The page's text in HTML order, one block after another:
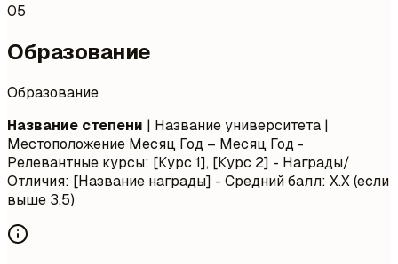
05
Образование
Образование
Название степени | Название университета |
Местоположение Месяц Год – Месяц Год -
Релевантные курсы: [Курс 1], [Курс 2] - Награды/
Отличия: [Название награды] - Средний балл: X.X (если
выше 3.5)